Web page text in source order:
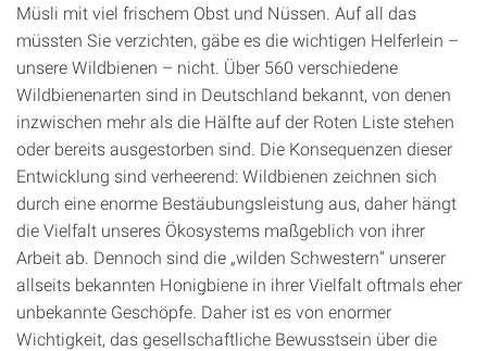
Müsli mit viel frischem Obst und Nüssen. Auf all das
müssten Sie verzichten, gäbe es die wichtigen Helferlein –
unsere Wildbienen – nicht. Über 560 verschiedene
Wildbienenarten sind in Deutschland bekannt, von denen
inzwischen mehr als die Hälfte auf der Roten Liste stehen
oder bereits ausgestorben sind. Die Konsequenzen dieser
Entwicklung sind verheerend: Wildbienen zeichnen sich
durch eine enorme Bestäubungsleistung aus, daher hängt
die Vielfalt unseres Ökosystems maßgeblich von ihrer
Arbeit ab. Dennoch sind die „wilden Schwestern“ unserer
allseits bekannten Honigbiene in ihrer Vielfalt oftmals eher
unbekannte Geschöpfe. Daher ist es von enormer
Wichtigkeit, das gesellschaftliche Bewusstsein über die